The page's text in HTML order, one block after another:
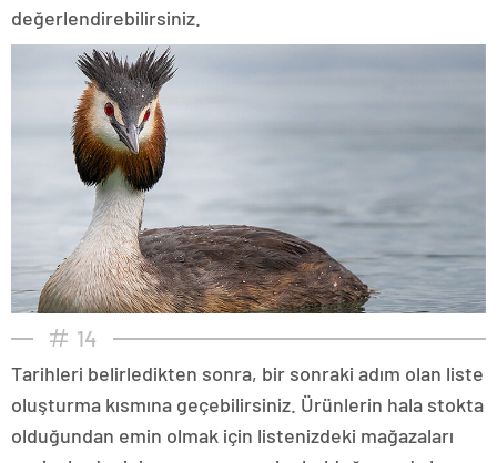
değerlendirebilirsiniz.
14
Tarihleri belirledikten sonra, bir sonraki adım olan liste
oluşturma kısmına geçebilirsiniz. Ürünlerin hala stokta
olduğundan emin olmak için listenizdeki mağazaları